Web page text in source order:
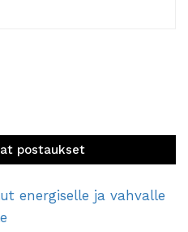
postaukset
energiselle ja vahvalle